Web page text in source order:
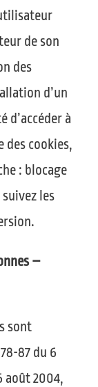
de son
des
d’un
d’accéder à
des cookies,
: blocage
les
–
sont
87 du 6
août 2004,